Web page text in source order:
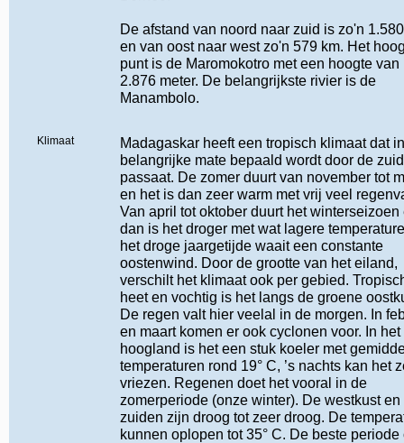
De afstand van noord naar zuid is zo'n
en van oost naar west zo'n 579 km. Het
punt is de Maromokotro met een hoogte van
2.876 meter. De belangrijkste rivier is de
Manambolo.
Klimaat
Madagaskar heeft een tropisch klimaat dat in
belangrijke mate bepaald wordt door de
passaat. De zomer duurt van november tot
en het is dan zeer warm met vrij veel
Van april tot oktober duurt het winterseizoen
dan is het droger met wat lagere
het droge jaargetijde waait een constante
oostenwind. Door de grootte van het eiland,
verschilt het klimaat ook per gebied.
heet en vochtig is het langs de groene
De regen valt hier veelal in de morgen. In
en maart komen er ook cyclonen voor. In het
hoogland is het een stuk koeler met
temperaturen rond 19° C, ’s nachts kan het
vriezen. Regenen doet het vooral in de
zomerperiode (onze winter). De westkust en
zuiden zijn droog tot zeer droog. De
kunnen oplopen tot 35° C. De beste periode